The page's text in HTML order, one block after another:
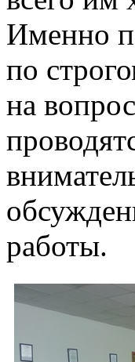
Именно
по
на
работы.